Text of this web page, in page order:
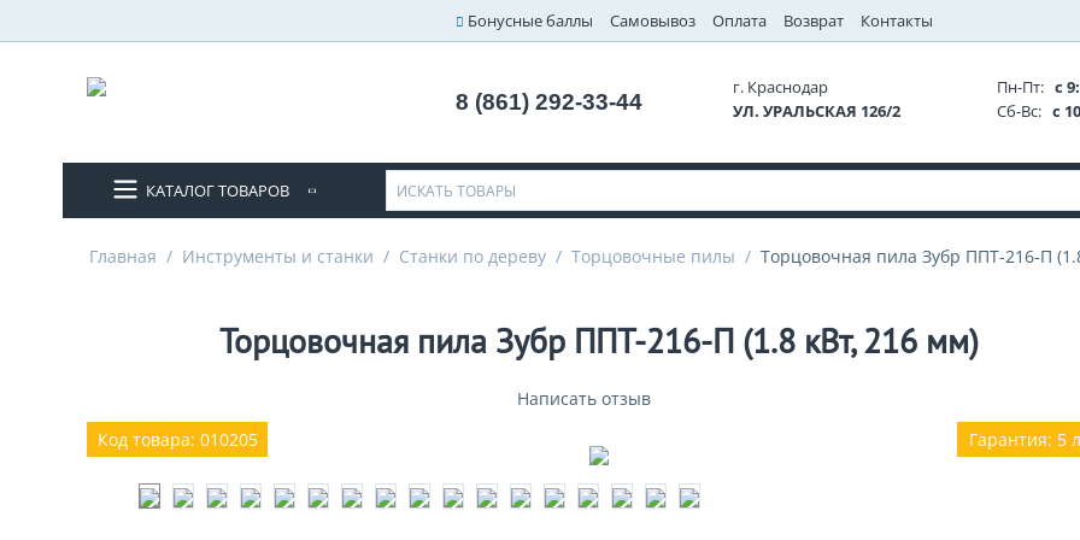
Бонусные баллы Самовывоз Оплата Возврат Контакты
8 (861) 292-33-44
г. Краснодар
УЛ. УРАЛЬСКАЯ 126/2
Пн-Пт: с
Сб-Вс: с
КАТАЛОГ ТОВАРОВ
Главная / Инструменты и станки / Станки по дереву / Торцовочные пилы / Торцовочная пила Зубр ППТ-216-П
Торцовочная пила Зубр ППТ-216-П (1.8 кВт, 216 мм)
Написать отзыв
Гарантия: 5
Код товара: 010205